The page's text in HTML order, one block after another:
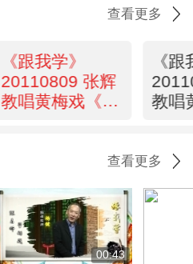
查看更多
《跟我学》
20110809 张辉
教唱黄梅戏《啼
《
教唱
查看更多
00:43